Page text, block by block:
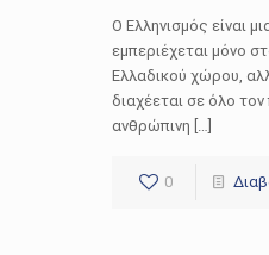
Ο Ελληνισμός είναι
εμπεριέχεται μόνο
Ελλαδικού χώρου,
διαχέεται σε όλο
ανθρώπινη […]
0